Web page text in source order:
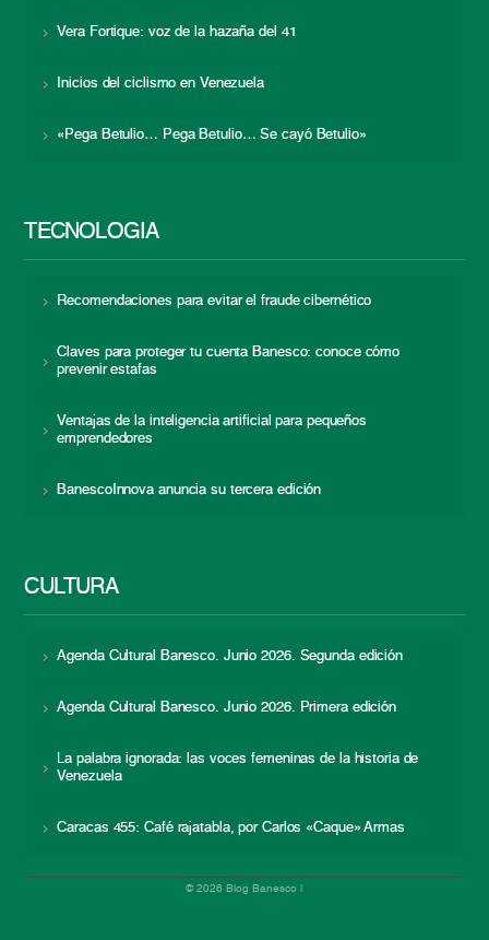
Vera Fortique: voz de la hazaña del 41
Inicios del ciclismo en Venezuela
«Pega Betulio… Pega Betulio… Se cayó Betulio»
TECNOLOGÍA
Recomendaciones para evitar el fraude cibernético
Claves para proteger tu cuenta Banesco: conoce cómo
prevenir estafas
Ventajas de la inteligencia artificial para pequeños
emprendedores
BanescoInnova anuncia su tercera edición
CULTURA
Agenda Cultural Banesco. Junio 2026. Segunda edición
Agenda Cultural Banesco. Junio 2026. Primera edición
La palabra ignorada: las voces femeninas de la historia de
Venezuela
Caracas 455: Café rajatabla, por Carlos «Caque» Armas
© 2026 Blog Banesco |